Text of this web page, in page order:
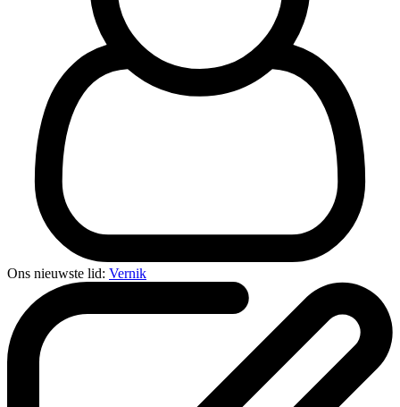
Ons nieuwste lid: Vernik